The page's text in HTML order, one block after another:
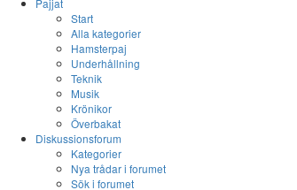
Pajjat
Start
Alla kategorier
Hamsterpaj
Underhållning
Teknik
Musik
Krönikor
Överbakat
Diskussionsforum
Kategorier
Nya trådar i forumet
Sök i forumet